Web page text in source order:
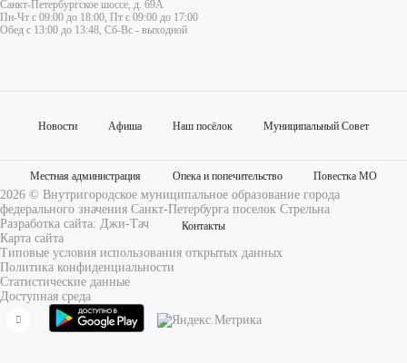
Санкт-Петербургское шоссе, д. 69А
Пн-Чт с 09:00 до 18:00, Пт с 09:00 до 17:00
Обед с 13:00 до 13:48, Сб-Вс - выходной
Новости Афиша Наш посёлок Муниципальный Совет
Местная администрация Опека и попечительство Повестка МО
Контакты
2026 © Внутригородское муниципальное образование города
федерального значения Санкт-Петербурга поселок Стрельна
Разработка сайта: Джи-Тач
Карта сайта
Типовые условия использования открытых данных
Политика конфиденциальности
Статистические данные
Доступная среда